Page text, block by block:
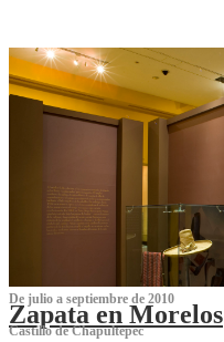
De julio a septiembre de 2010
Zapata en Morelos
Castillo de Chapultepec